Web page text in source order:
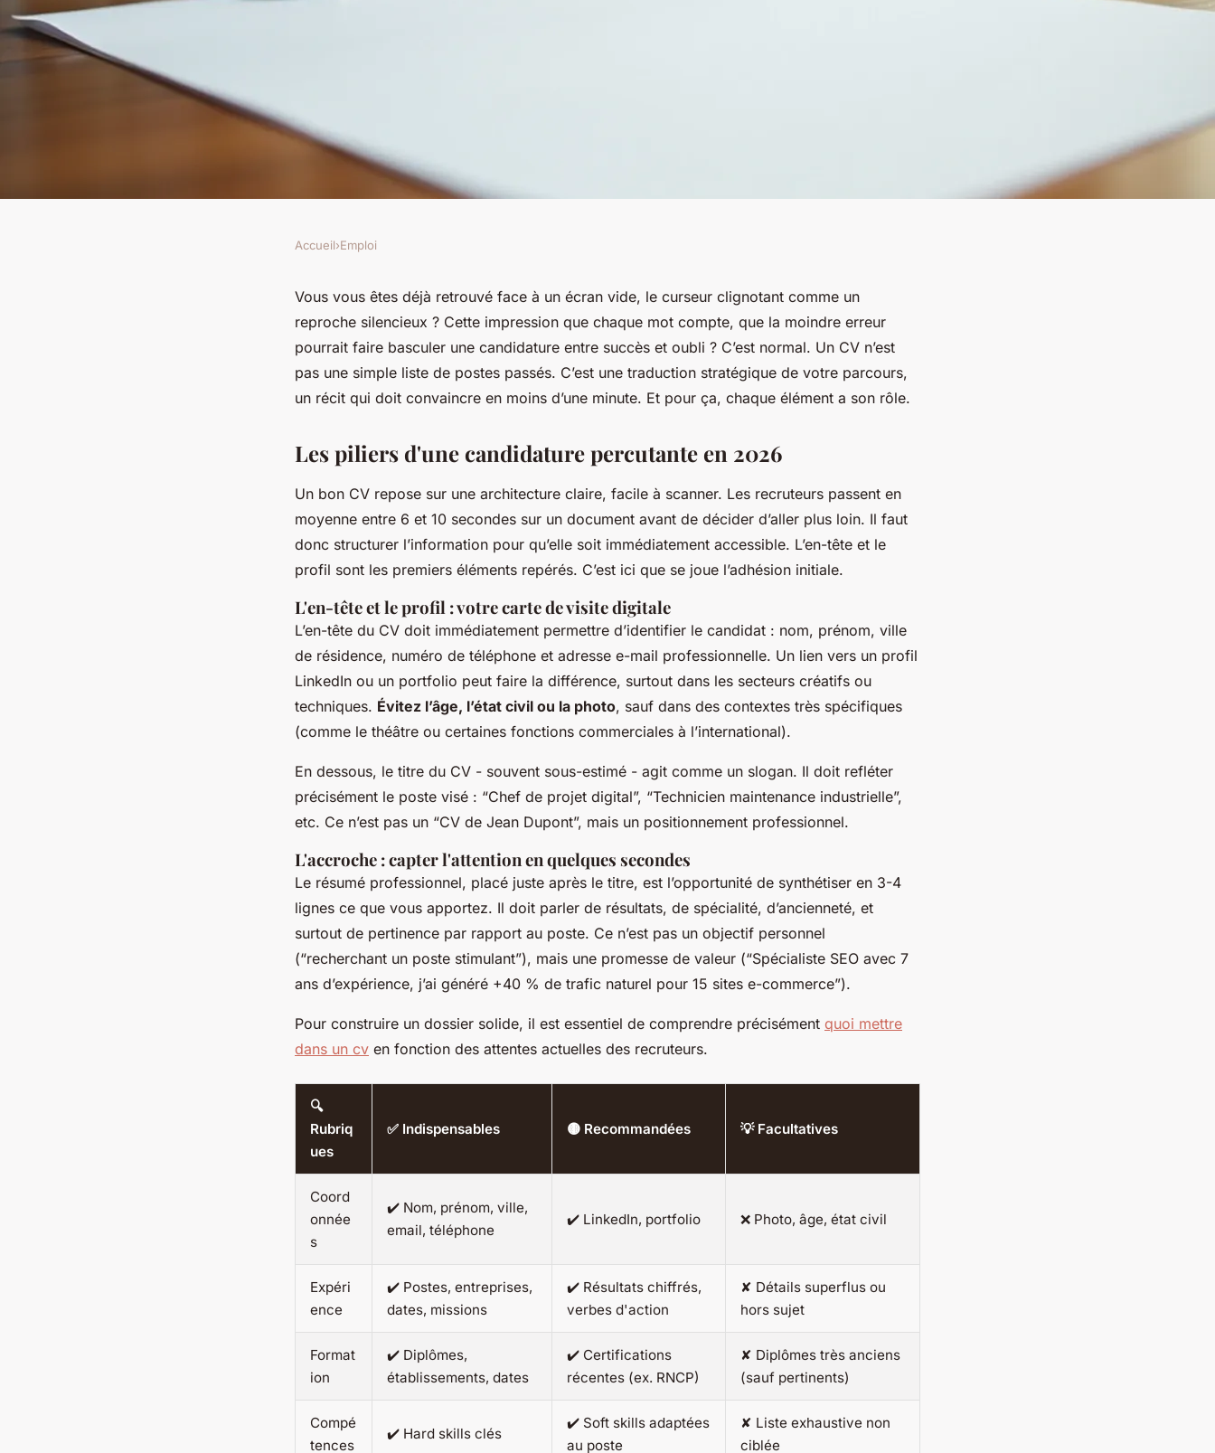
Maîtriser les éléments essentiels à
mettre dans un CV
Accueil›Emploi
Vous vous êtes déjà retrouvé face à un écran vide, le curseur clignotant comme un
reproche silencieux ? Cette impression que chaque mot compte, que la moindre erreur
pourrait faire basculer une candidature entre succès et oubli ? C’est normal. Un CV n’est
pas une simple liste de postes passés. C’est une traduction stratégique de votre parcours,
un récit qui doit convaincre en moins d’une minute. Et pour ça, chaque élément a son rôle.
Les piliers d'une candidature percutante en 2026
Un bon CV repose sur une architecture claire, facile à scanner. Les recruteurs passent en
moyenne entre 6 et 10 secondes sur un document avant de décider d’aller plus loin. Il faut
donc structurer l’information pour qu’elle soit immédiatement accessible. L’en-tête et le
profil sont les premiers éléments repérés. C’est ici que se joue l’adhésion initiale.
L'en-tête et le profil : votre carte de visite digitale
L’en-tête du CV doit immédiatement permettre d’identifier le candidat : nom, prénom, ville
de résidence, numéro de téléphone et adresse e-mail professionnelle. Un lien vers un profil
LinkedIn ou un portfolio peut faire la différence, surtout dans les secteurs créatifs ou
techniques. Évitez l’âge, l’état civil ou la photo, sauf dans des contextes très spécifiques
(comme le théâtre ou certaines fonctions commerciales à l’international).
En dessous, le titre du CV - souvent sous-estimé - agit comme un slogan. Il doit refléter
précisément le poste visé : “Chef de projet digital”, “Technicien maintenance industrielle”,
etc. Ce n’est pas un “CV de Jean Dupont”, mais un positionnement professionnel.
L'accroche : capter l'attention en quelques secondes
Le résumé professionnel, placé juste après le titre, est l’opportunité de synthétiser en 3-4
lignes ce que vous apportez. Il doit parler de résultats, de spécialité, d’ancienneté, et
surtout de pertinence par rapport au poste. Ce n’est pas un objectif personnel
(“recherchant un poste stimulant”), mais une promesse de valeur (“Spécialiste SEO avec 7
ans d’expérience, j’ai généré +40 % de trafic naturel pour 15 sites e-commerce”).
Pour construire un dossier solide, il est essentiel de comprendre précisément quoi mettre
dans un cv en fonction des attentes actuelles des recruteurs.
🔍
Rubriq
ues
✅ Indispensables 🟡 Recommandées 💡 Facultatives
Coord
onnée
s
✔️ Nom, prénom, ville,
email, téléphone
✔️ LinkedIn, portfolio ❌ Photo, âge, état civil
Expéri
ence
✔️ Postes, entreprises,
dates, missions
✔️ Résultats chiffrés,
verbes d'action
✘ Détails superflus ou
hors sujet
Format
ion
✔️ Diplômes,
établissements, dates
✔️ Certifications
récentes (ex. RNCP)
✘ Diplômes très anciens
(sauf pertinents)
Compé
tences
✔️ Hard skills clés
✔️ Soft skills adaptées
au poste
✘ Liste exhaustive non
ciblée